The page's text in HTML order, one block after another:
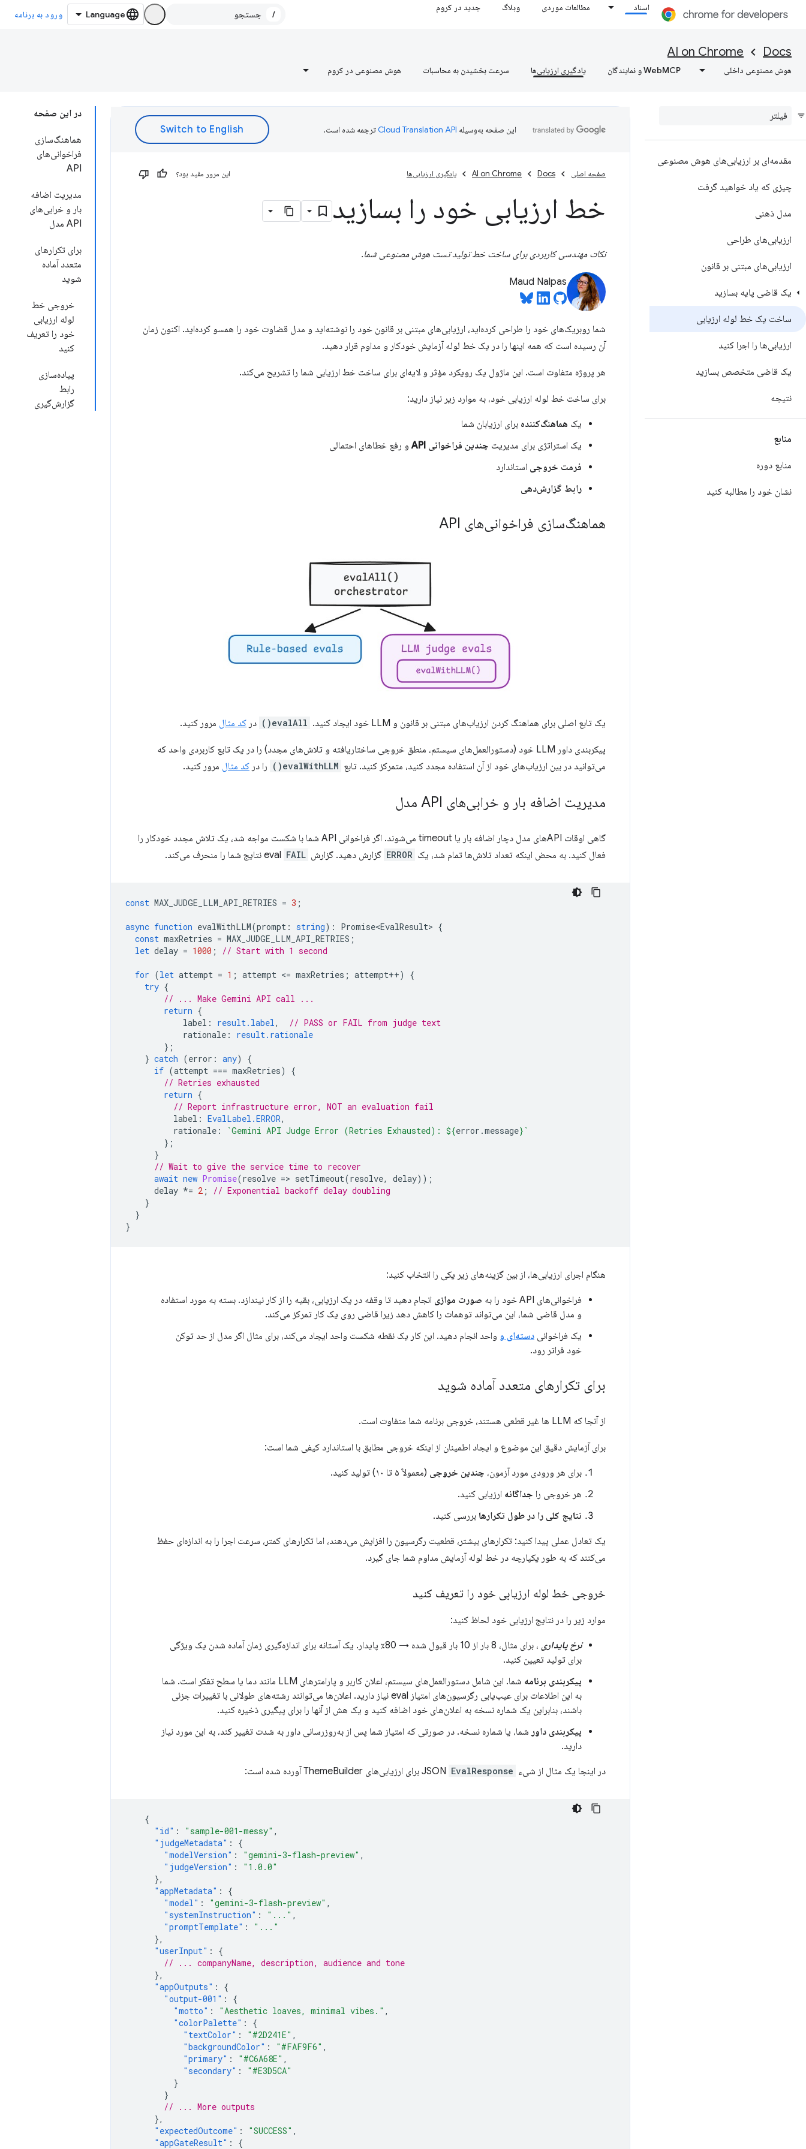
اسناد مطالعات موردی وبلاگ جدید در کروم
/ ورود به برنامه
Docs
AI on Chrome
هوش مصنوعی داخلی WebMCP و نمایندگان یادگیری ارزیابی‌ها سرعت بخشیدن به محاسبات هوش مصنوعی در کروم
مقدمه‌ای بر ارزیابی‌های هوش مصنوعی
چیزی که یاد خواهید گرفت
مدل ذهنی
ارزیابی‌های طراحی
ارزیابی‌های مبتنی بر قانون
یک قاضی پایه بسازید
ساخت یک خط لوله ارزیابی
ارزیابی‌ها را اجرا کنید
یک قاضی متخصص بسازید
نتیجه
منابع
منابع دوره
نشان خود را مطالبه کنید
در این صفحه
هماهنگ‌سازی
فراخوانی‌های
API
مدیریت اضافه
بار و خرابی‌های
API مدل
برای تکرارهای
متعدد آماده
شوید
خروجی خط
لوله ارزیابی
خود را تعریف
کنید
پیاده‌سازی
رابط
گزارش‌گیری
این صفحه به‌وسیله ترجمه شده است.
صفحه اصلی Docs
AI on Chrome یادگیری ارزیابی‌ها این مرور مفید بود؟
خط ارزیابی خود را بسازید
نکات مهندسی کاربردی برای ساخت خط تولید تست هوش مصنوعی شما.
Maud Nalpas
شما روبریک‌های خود را طراحی کرده‌اید، ارزیابی‌های مبتنی بر قانون خود را نوشته‌اید و مدل قضاوت خود را همسو کرده‌اید. اکنون زمان
آن رسیده است که همه اینها را در یک خط لوله آزمایش خودکار و مداوم قرار دهید.
هر پروژه متفاوت است. این ماژول یک رویکرد مؤثر و لایه‌ای برای ساخت خط ارزیابی شما را تشریح می‌کند.
برای ساخت خط لوله ارزیابی خود، به موارد زیر نیاز دارید:
یک هماهنگ‌کننده برای ارزیابان شما
یک استراتژی برای مدیریت چندین فراخوانی API
و رفع خطاهای احتمالی
فرمت خروجی استاندارد
رابط گزارش‌دهی
هماهنگ‌سازی فراخوانی‌های API
یک تابع اصلی برای هماهنگ کردن ارزیاب‌های مبتنی بر قانون و LLM خود ایجاد کنید. evalAll() در کد مثال مرور کنید.
پیکربندی داور LLM خود (دستورالعمل‌های سیستم، منطق خروجی ساختاریافته و تلاش‌های مجدد) را در یک تابع کاربردی واحد که
می‌توانید در بین ارزیاب‌های خود از آن استفاده مجدد کنید، متمرکز کنید. تابع evalWithLLM() را در کد مثال مرور کنید.
مدیریت اضافه بار و خرابی‌های API مدل
گاهی اوقات APIهای مدل دچار اضافه بار یا timeout می‌شوند. اگر فراخوانی API شما با شکست مواجه شد، یک تلاش مجدد خودکار را
فعال کنید. به محض اینکه تعداد تلاش‌ها تمام شد، یک ERROR گزارش دهید. گزارش eval FAIL نتایج شما را منحرف می‌کند.
const MAX_JUDGE_LLM_API_RETRIES = 3 ;
async function evalWithLLM(prompt : string) : Promise<EvalResult> {
const maxRetries = MAX_JUDGE_LLM_API_RETRIES ;
let delay = 1000 ; // Start with 1 second
for (let attempt = 1 ; attempt <= maxRetries ; attempt++)
{
try {
// ... Make Gemini API call ...
return {
label : result.label ,
// PASS or FAIL from judge text
rationale :
result.rationale
};
} catch (error : any)
{
if (attempt === maxRetries)
{
// Retries exhausted
return {
// Report infrastructure error, NOT an evaluation fail
label : EvalLabel.ERROR,
rationale : `Gemini API Judge Error (Retries Exhausted): ${error .message} `
};
}
// Wait to give the service time to recover
await new Promise(resolve => setTimeout(resolve, delay));
delay *= 2 ;
// Exponential backoff delay doubling
}
}
}
هنگام اجرای ارزیابی‌ها، از بین گزینه‌های زیر یکی را انتخاب کنید:
فراخوانی‌های API خود را به صورت موازی انجام دهید تا وقفه در یک ارزیابی، بقیه را از کار نیندازد. بسته به مورد استفاده
و مدل قاضی شما، این می‌تواند توهمات را کاهش دهد زیرا قاضی روی یک کار تمرکز می‌کند.
یک فراخوانی دسته‌ای و واحد انجام دهید. این کار یک نقطه شکست واحد ایجاد می‌کند، برای مثال اگر مدل از حد توکن
خود فراتر رود.
برای تکرارهای متعدد آماده شوید
از آنجا که LLM ها غیر قطعی هستند، خروجی برنامه شما متفاوت است.
برای آزمایش دقیق این موضوع و ایجاد اطمینان از اینکه خروجی مطابق با استاندارد کیفی شما است:
برای هر ورودی مورد آزمون، چندین خروجی (معمولاً ۵ تا ۱۰) تولید کنید.
هر خروجی را جداگانه ارزیابی کنید.
نتایج کلی را در طول تکرارها بررسی کنید.
یک تعادل عملی پیدا کنید: تکرارهای بیشتر، قطعیت رگرسیون را افزایش می‌دهند، اما تکرارهای کمتر، سرعت اجرا را به اندازه‌ای حفظ
می‌کنند که به طور یکپارچه در خط لوله آزمایش مداوم شما جای گیرد.
خروجی خط لوله ارزیابی خود را تعریف کنید
موارد زیر را در نتایج ارزیابی خود لحاظ کنید:
نرخ پایداری
، برای مثال، 8 بار از 10 بار قبول شده → 80٪ پایدار. یک آستانه برای اندازه‌گیری زمان آماده شدن یک ویژگی
برای تولید تعیین کنید.
پیکربندی برنامه
شما. این شامل دستورالعمل‌های سیستم، اعلان کاربر و پارامترهای LLM مانند دما یا سطح تفکر است. شما
به این اطلاعات برای عیب‌یابی رگرسیون‌های امتیاز eval نیاز دارید. اعلان‌ها می‌توانند رشته‌های طولانی با تغییرات جزئی
باشند، بنابراین یک شماره نسخه به اعلان‌های خود اضافه کنید و یک هش از آنها را برای پیگیری ذخیره کنید.
پیکربندی داور شما، یا شماره نسخه. در صورتی که امتیاز شما پس از به‌روزرسانی داور به شدت تغییر کند، به این مورد نیاز
دارید.
در اینجا یک مثال از شیء JSON EvalResponse برای ارزیابی‌های ThemeBuilder آورده شده است:
{
"id" : "sample-001-messy" ,
"judgeMetadata" :
{
"modelVersion" : "gemini-3-flash-preview" ,
"judgeVersion" :
"1.0.0"
},
"appMetadata" :
{
"model" : "gemini-3-flash-preview" ,
"systemInstruction" : "..." ,
"promptTemplate" :
"..."
},
"userInput" :
{
// ... companyName, description, audience and tone
},
"appOutputs" :
{
"output-001" :
{
"motto" : "Aesthetic loaves, minimal vibes." ,
"colorPalette" :
{
"textColor" : "#2D241E" ,
"backgroundColor" : "#FAF9F6" ,
"primary" : "#C6A68E" ,
"secondary" :
"#E3D5CA"
}
}
// ... More outputs
},
"expectedOutcome" : "SUCCESS" ,
"appGateResult" :
{